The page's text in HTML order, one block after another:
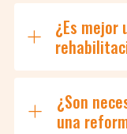
¿Es mejor
¿Son
una